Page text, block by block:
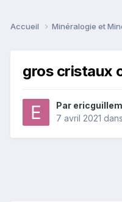
Accueil Minéralogie et
gros cristaux
Par
7 avril 2021 dans